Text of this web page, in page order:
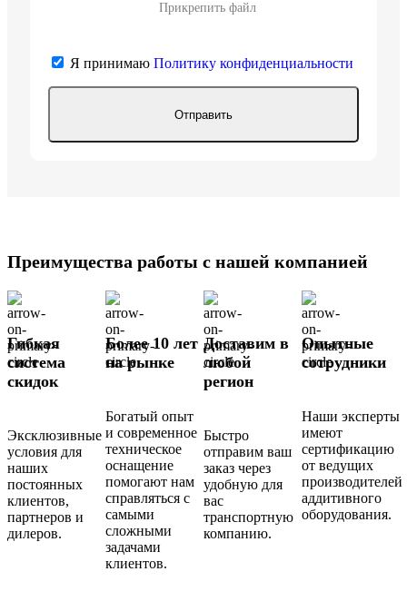
Прикрепить файл
Я принимаюПолитику конфиденциальности
Преимущества работы с нашей компанией
Гибкая
система
скидок
Эксклюзивные
условия для
наших
постоянных
клиентов,
партнеров и
дилеров.
Более 10 лет
на рынке
Богатый опыт
и современное
техническое
оснащение
помогают нам
справляться с
самыми
сложными
задачами
клиентов.
Доставим в
любой
регион
Быстро
отправим ваш
заказ через
удобную для
вас
транспортную
компанию.
Опытные
сотрудники
Наши эксперты
имеют
сертификацию
от ведущих
производителей
аддитивного
оборудования.